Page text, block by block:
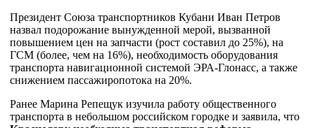
Президент Союза транспортников Кубани Иван Петров
назвал подорожание вынужденной мерой, вызванной
повышением цен на запчасти (рост составил до 25%), на
ГСМ (более, чем на 16%), необходимость оборудования
транспорта навигационной системой ЭРА-Глонасс, а также
снижением пассажиропотока на 20%.
Ранее Марина Репещук изучила работу общественного
транспорта в небольшом российском городке и заявила, что